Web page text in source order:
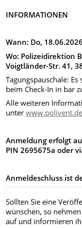
INFORMATIONEN
Wann: Do,
Wo: Polizeidirektion
Voigtländer-Str. 41,
Tagungspauschale:
beim Check-In in bar
Alle weiteren
unterwww.polivent.de
Anmeldung erfolgt
PIN 2695675a oder
Anmeldeschluss ist
Sollten Sie eine
wünschen, so
auf und informieren